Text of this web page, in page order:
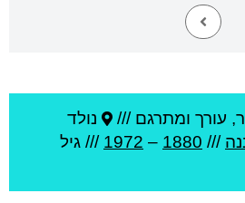
עורך ומתרגם ///
נולד
///
1880
–
1972 /// גיל